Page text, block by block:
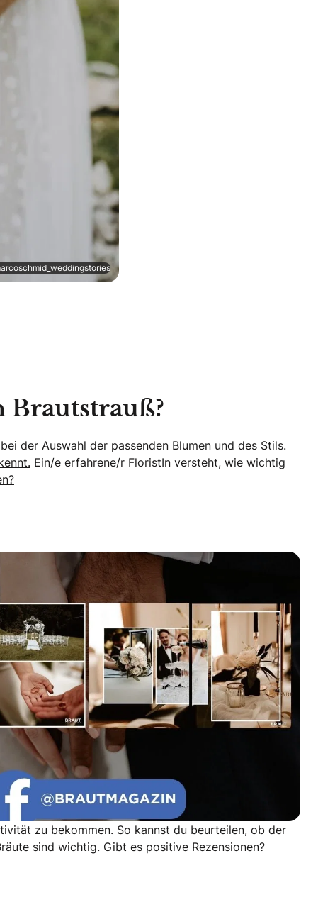
der Auswahl der passenden Blumen und des Stils.
Ein/e erfahrene/r FloristIn versteht, wie wichtig
zu bekommen. So kannst du beurteilen, ob der
sind wichtig. Gibt es positive Rezensionen?